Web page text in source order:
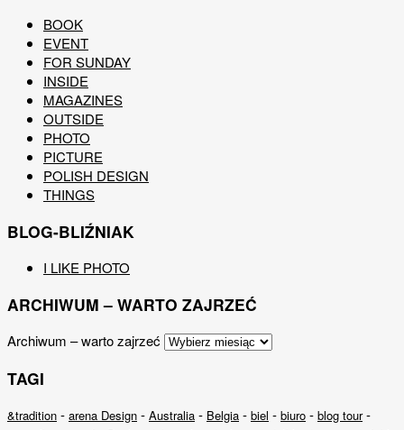
BOOK
EVENT
FOR SUNDAY
INSIDE
MAGAZINES
OUTSIDE
PHOTO
PICTURE
POLISH DESIGN
THINGS
BLOG-BLIŹNIAK
I LIKE PHOTO
ARCHIWUM – WARTO ZAJRZEĆ
Archiwum – warto zajrzeć
TAGI
&tradition - arena Design - Australia - Belgia - biel - biuro - blog tour-